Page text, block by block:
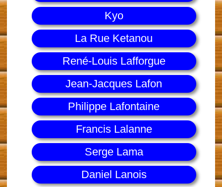
Kyo
La Rue Ketanou
René-Louis Lafforgue
Jean-Jacques Lafon
Philippe Lafontaine
Francis Lalanne
Serge Lama
Daniel Lanois